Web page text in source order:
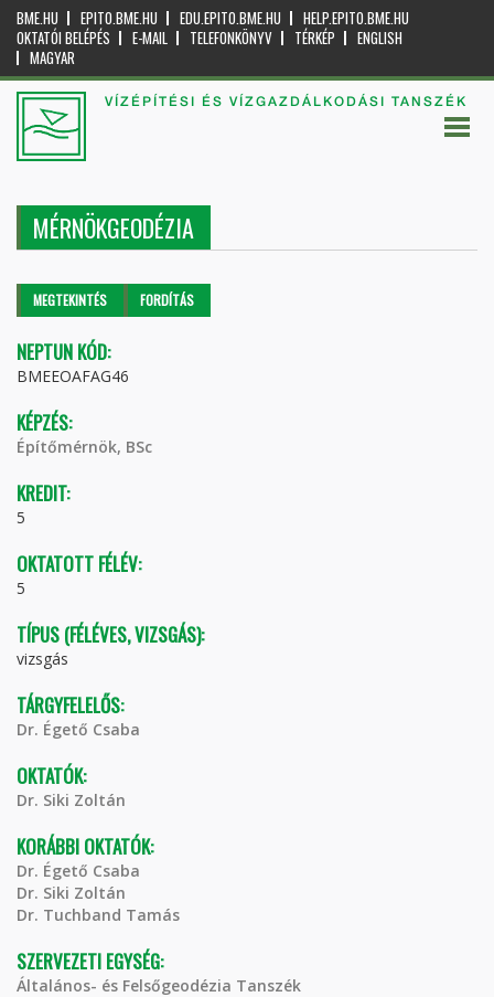
BME.HU EPITO.BME.HU EDU.EPITO.BME.HU
HELP.EPITO.BME.HU
OKTATÓI BELÉPÉS
E-MAIL TELEFONKÖNYV TÉRKÉP
ENGLISH
MAGYAR
VÍZÉPÍTÉSI ÉS VÍZGAZDÁLKODÁSI TANSZÉK
MÉRNÖKGEODÉZIA
Elsődleges fülek
MEGTEKINTÉS (AKTÍVFORDÍTÁS
NEPTUN KÓD:
BMEEOAFAG46
KÉPZÉS:
Építőmérnök, BSc
KREDIT:
5
OKTATOTT FÉLÉV:
5
TÍPUS (FÉLÉVES, VIZSGÁS):
vizsgás
TÁRGYFELELŐS:
Dr. Égető Csaba
OKTATÓK:
Dr. Siki Zoltán
KORÁBBI OKTATÓK:
Dr. Égető Csaba
Dr. Siki Zoltán
Dr. Tuchband Tamás
SZERVEZETI EGYSÉG:
Általános- és Felsőgeodézia Tanszék